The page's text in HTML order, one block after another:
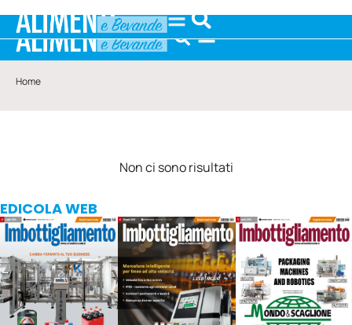
Home
Non ci sono risultati
EDICOLA WEB